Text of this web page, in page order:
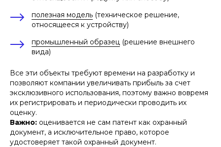
полезная модель (техническое решение,
относящееся к устройству)
промышленный образец (решение внешнего
вида)
Все эти объекты требуют времени на разработку и
позволяют компании увеличивать прибыль за счет
эксклюзивного использования, поэтому важно вовремя
их регистрировать и периодически проводить их
оценку.
Важно: оценивается не сам патент как охранный
документ, а исключительное право, которое
удостоверяет такой охранный документ.